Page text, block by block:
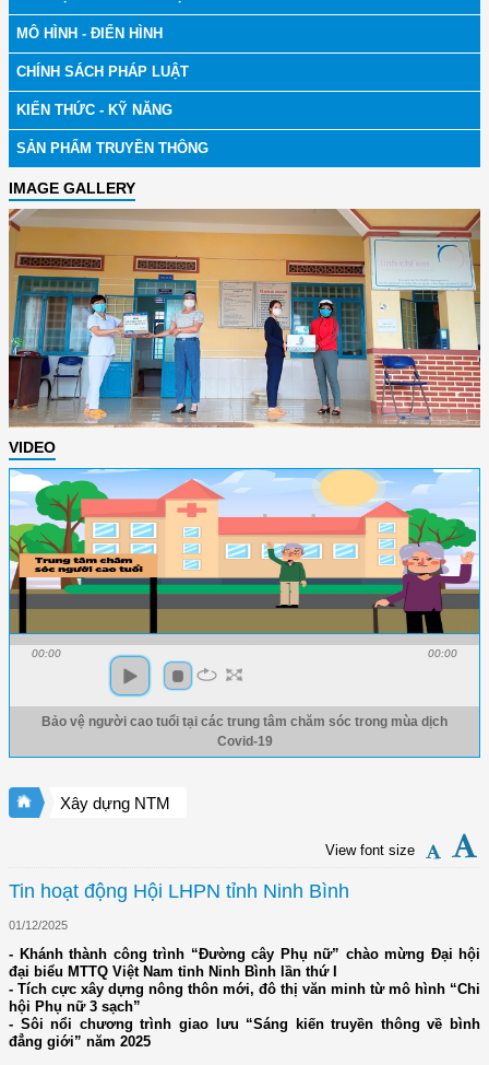
MÔ HÌNH - ĐIỂN HÌNH
CHÍNH SÁCH PHÁP LUẬT
KIẾN THỨC - KỸ NĂNG
SẢN PHẨM TRUYỀN THÔNG
IMAGE GALLERY
VIDEO
00:00 00:00
Bảo vệ người cao tuổi tại các trung tâm chăm sóc trong mùa dịch
Covid-19
Xây dựng NTM
View font size
Tin hoạt động Hội LHPN tỉnh Ninh Bình
01/12/2025
- Khánh thành công trình “Đường cây Phụ nữ” chào mừng Đại hội
đại biểu MTTQ Việt Nam tỉnh Ninh Bình lần thứ I
- Tích cực xây dựng nông thôn mới, đô thị văn minh từ mô hình “Chi
hội Phụ nữ 3 sạch”
- Sôi nổi chương trình giao lưu “Sáng kiến truyền thông về bình
đẳng giới” năm 2025